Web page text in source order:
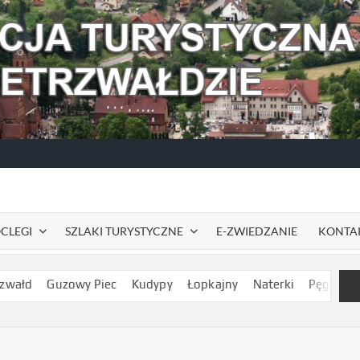
SZLAKI TURYSTYCZNE E-ZWIEDZANIE
Guzowy Piec Kudypy Łopkajny Naterki Pęglity